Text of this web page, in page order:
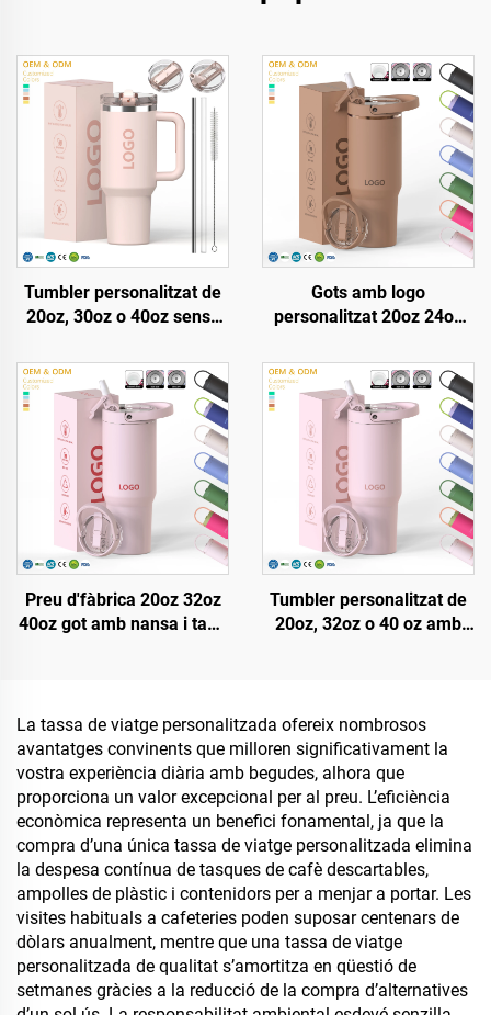
Tumbler personalitzat de
20oz, 30oz o 40oz sense
aïllat, de coure d'acer
inoxidable, amb tapa
estanca, palla i mànec,
ideal per viatges
Gots amb logo
personalitzat 20oz 24oz
abatible, got de viatge
portàtil d'acer inoxidable
amb aïllament al buit i
Preu d'fàbrica 20oz 32oz
40oz got amb nansa i tapa
sublimació
Tumbler personalitzat de
20oz, 32oz o 40 oz amb
mànec i tancament de
palla
La tassa de viatge personalitzada ofereix nombrosos
avantatges convinents que milloren significativament la
vostra experiència diària amb begudes, alhora que
proporciona un valor excepcional per al preu. L’eficiència
econòmica representa un benefici fonamental, ja que la
compra d’una única tassa de viatge personalitzada elimina
la despesa contínua de tasques de cafè descartables,
ampolles de plàstic i contenidors per a menjar a portar. Les
visites habituals a cafeteries poden suposar centenars de
dòlars anualment, mentre que una tassa de viatge
personalitzada de qualitat s’amortitza en qüestió de
setmanes gràcies a la reducció de la compra d’alternatives